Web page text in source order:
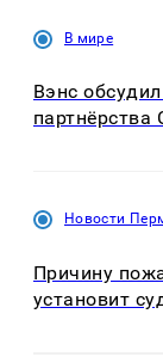
В мире
Вэнс
Новости
Причину
установит